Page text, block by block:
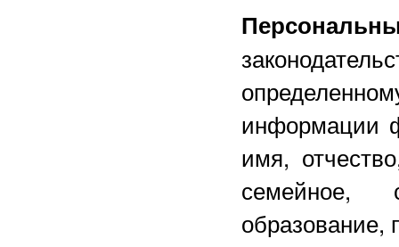
информации
имя,
семейное,